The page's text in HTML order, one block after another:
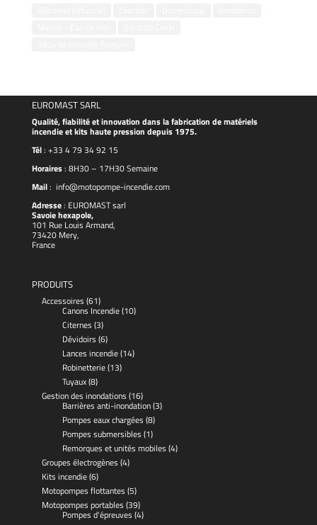
EUROMAST SARL
Qualité, fiabilité et innovation dans la fabrication de matériels
incendie et kits haute pression depuis 1975.
Tél: +33 4 79 34 92 15
Horaires: 8H30 – 17H30 Semaine
Mail: info@motopompe-incendie.com
Adresse: EUROMASTsarl
Savoie hexapole,
101 Rue Louis Armand,
73420 Mery,
France
PRODUITS
Accessoires (61)
Canons Incendie(10)
Citernes (3)
Dévidoirs (6)
Lances incendie(14)
Robinetterie(13)
Tuyaux(8)
Gestion des inondations (16)
Barrières anti-inondation(3)
Pompes eaux chargées (8)
Pompes submersibles (1)
Remorques et unités mobiles (4)
Groupes électrogènes (4)
Kits incendie(6)
Motopompes flottantes (5)
Motopompes portables (39)
Pompes d'épreuves (4)